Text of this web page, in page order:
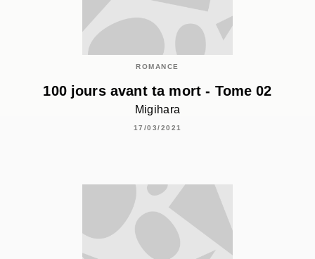
ROMANCE
100 jours avant ta mort - Tome 02
Migihara
17/03/2021